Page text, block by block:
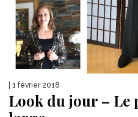
| 1 février 2018
Look du jour – Le